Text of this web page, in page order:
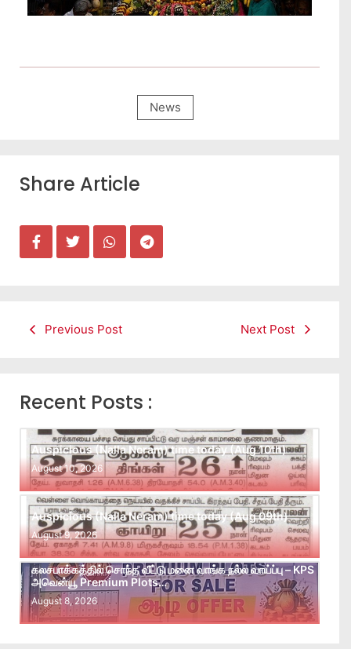
News
Share Article
Previous Post Next Post
Recent Posts :
Auspicious (Nalla Neram) time today (Aug 10th)
August 10, 2026
Auspicious (Nalla Neram) time today (Aug 09th)
August 9, 2026
கலசபாக்கத்தில் சொந்த வீட்டு மனை வாங்க நல்ல வாய்ப்பு – KPS
அவென்யூ Premium Plots…
August 8, 2026